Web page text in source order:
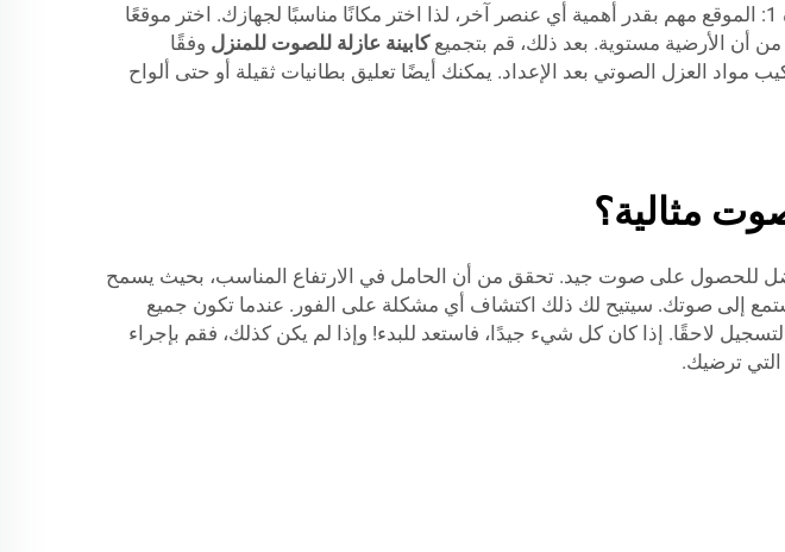
تعتمد جودة صوتك بشكل كبير على إعدادك الصحيح لجهاز العزل الصوتي المحمول. الخطوة 1: الموقع مهم بقدر أهمية أي عنصر آخر، لذا اختر مكانًا مناسبًا لجهازك. اختر موقعًا
من أن الأرضية مستوية. بعد ذلك، قم بتجميعكابينة عازلة للصوت للمنزل وفقًا
مواد العزل الصوتي بعد الإعداد. يمكنك أيضًا تعليق بطانيات ثقيلة أو حتى ألواح
مثالية؟
للحصول على صوت جيد. تحقق من أن الحامل في الارتفاع المناسب، بحيث يسمح
إلى صوتك. سيتيح لك ذلك اكتشاف أي مشكلة على الفور. عندما تكون جميع
لاحقًا. إذا كان كل شيء جيدًا، فاستعد للبدء! وإذا لم يكن كذلك، فقم بإجراء
ترضيك.